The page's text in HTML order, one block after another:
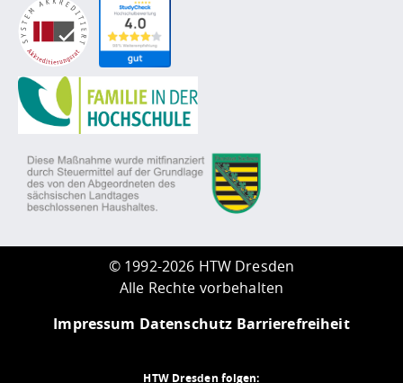
© 1992-2026 HTW Dresden
Alle Rechte vorbehalten
Impressum Datenschutz Barrierefreiheit
HTW Dresden folgen: